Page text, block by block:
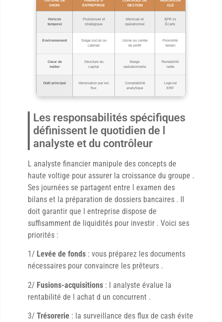
CHOIX
ENTREPRISE
GESTION
CLÉ
Horizon
temporel
Pluriannuel et
stratégique
Mensuel et
opérationnel
BFR vs
Écarts
Environnement
Siège social ou
cabinet
Usine ou centre
de profit
Proximité
terrain
Cœur de
métier
Structure du
capital
Marge
opérationnelle
Rentabilité
nette
Outil principal
Valorisation par les
flux
Comptabilité
analytique
Logiciel
ERP
Les responsabilités spécifiques
définissent le quotidien de l
analyste et du contrôleur
L analyste financier manipule des concepts de
haute voltige pour assurer la croissance du groupe .
Ses journées se partagent entre l examen des
bilans et la préparation de dossiers bancaires . Il
doit garantir que l entreprise dispose de
suffisamment de liquidités pour investir . Voici ses
priorités :
1/ Levée de fonds : vous préparez les documents
nécessaires pour convaincre les prêteurs .
2/ Fusions-acquisitions : l analyste évalue la
rentabilité de l achat d un concurrent .
3/ Trésorerie : la surveillance des flux de cash évite